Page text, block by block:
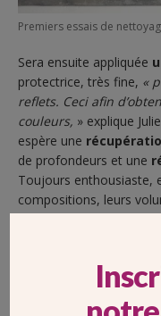
Premiers essais de
Sera ensuite appliquée
protectrice, très fine, «
reflets. Ceci afin
couleurs, » explique
espère une
de profondeurs et une
Toujours enthousiaste,
compositions, leurs